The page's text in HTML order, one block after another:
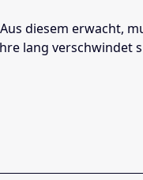
diesem erwacht,
lang